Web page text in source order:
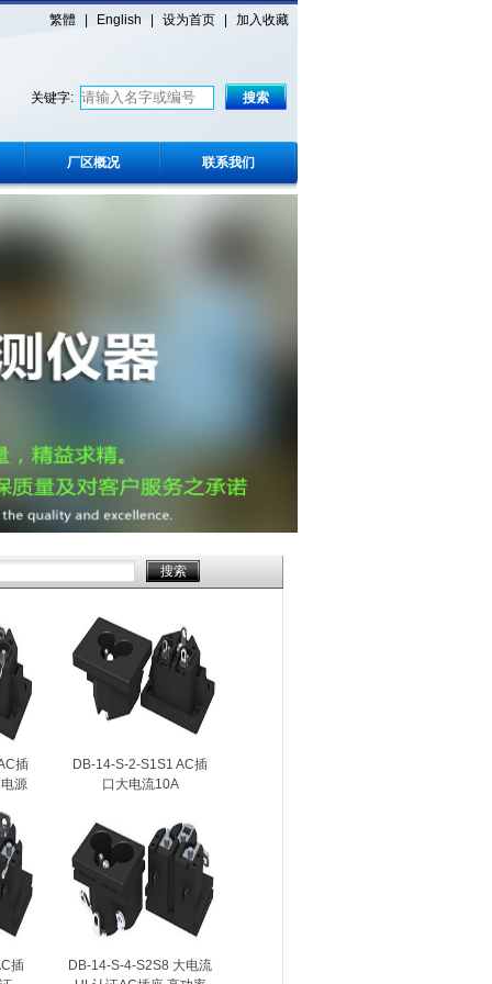
繁體 English 设为首页 加入收藏
关键字:
厂区概况 联系我们
插
源
DB-14-S-2-S1S1 AC插
口大电流10A
15A AC250V
插
DB-14-S-4-S2S8 大电流